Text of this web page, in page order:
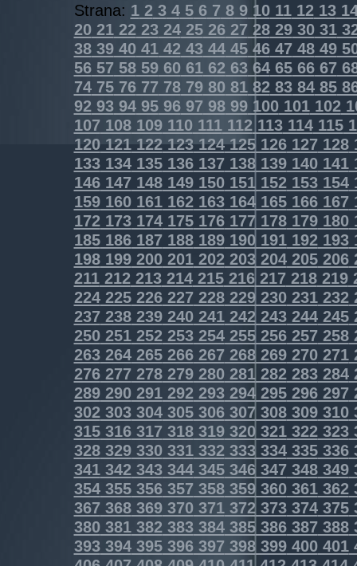
Strana: 1234567 8910111213
2021222324252627 28293031
383940414243444546474849
5657 585960 61626364656667
74757677 787980 8182838485
929394959697 9899100101102
107 108109110 111112113114115
120121122123124125126127128
133134135136137138 139140141
146147148149150151152153154
159160161162163164165166167
172173174175176177 178179180
185186187188189190 191192193
198199200201202203 204205206
211212213214215216217218219
224225226227228229 230231232
237238239240241242 243244245
250251252253254255 256257258
263264265266267268 269270271
276277278279280281282283284
289290291292293294295296297
302303304305306307 308309310
315316317 318319320 321322323
328329330331332333 334335336
341342343344345346 347348349
354355356357 358359 360361362
367368369370371372 373374375
380381382383384385 386387388
393394395396397 398 399400401